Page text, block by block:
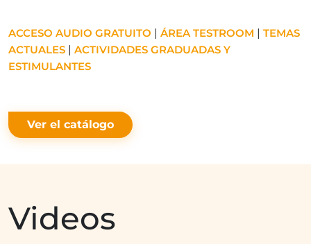
ACCESO AUDIO GRATUITO | ÁREA TESTROOM | TEMAS
ACTUALES | ACTIVIDADES GRADUADAS Y
ESTIMULANTES
Ver el catálogo
Videos